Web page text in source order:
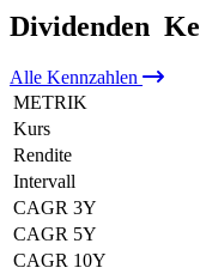
Dividenden
Alle Kennzahlen
METRIK
Kurs
Rendite
Intervall
CAGR 3Y
CAGR 5Y
CAGR 10Y